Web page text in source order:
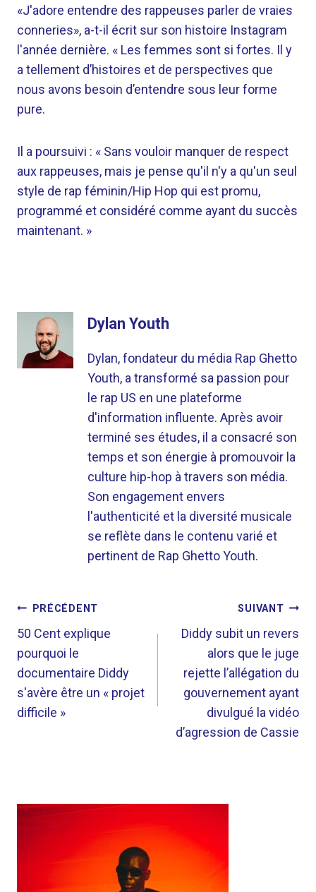
«J'adore entendre des rappeuses parler de vraies
conneries», a-t-il écrit sur son histoire Instagram
l'année dernière. « Les femmes sont si fortes. Il y
a tellement d’histoires et de perspectives que
nous avons besoin d’entendre sous leur forme
pure.
Il a poursuivi : « Sans vouloir manquer de respect
aux rappeuses, mais je pense qu'il n'y a qu'un seul
style de rap féminin/Hip Hop qui est promu,
programmé et considéré comme ayant du succès
maintenant. »
Dylan Youth
Dylan, fondateur du média Rap Ghetto
Youth, a transformé sa passion pour
le rap US en une plateforme
d'information influente. Après avoir
terminé ses études, il a consacré son
temps et son énergie à promouvoir la
culture hip-hop à travers son média.
Son engagement envers
l'authenticité et la diversité musicale
se reflète dans le contenu varié et
pertinent de Rap Ghetto Youth.
NAVIGATION
DE
L’ARTICLE
PRÉCÉDENT
50 Cent explique
pourquoi le
documentaire Diddy
s'avère être un « projet
difficile »
SUIVANT
Diddy subit un revers
alors que le juge
rejette l’allégation du
gouvernement ayant
divulgué la vidéo
d’agression de Cassie